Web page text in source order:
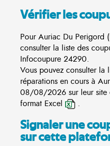
Vérifier les
Pour Auriac Du Perigord
consulter la liste des
Infocoupure 24290.
Vous pouvez consulter la
réparations en cours à
08/08/2026 sur leur site
format Excel
.
Signaler une
sur cette